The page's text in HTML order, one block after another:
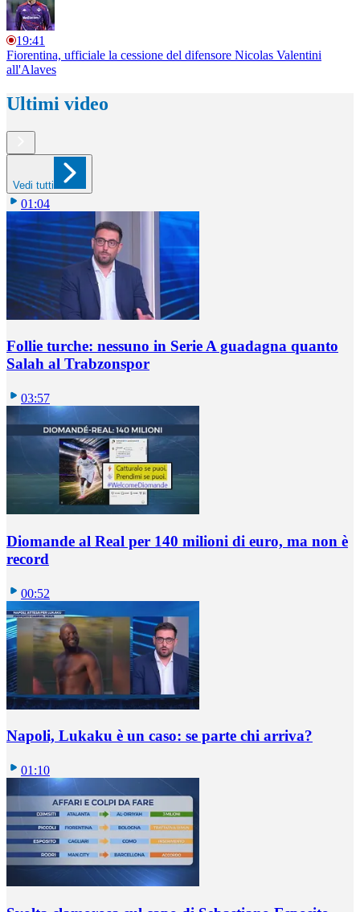
19:41
Fiorentina, ufficiale la cessione del difensore Nicolas Valentini
all'Alaves
Ultimi video
Vedi tutti
01:04
Follie turche: nessuno in Serie A guadagna quanto
Salah al Trabzonspor
03:57
Diomande al Real per 140 milioni di euro, ma non è
record
00:52
Napoli, Lukaku è un caso: se parte chi arriva?
01:10